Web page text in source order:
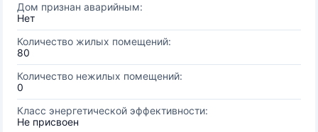
Дом признан аварийным:
Нет
Количество жилых помещений:
80
Количество нежилых помещений:
0
Класс энергетической эффективности:
Не присвоен